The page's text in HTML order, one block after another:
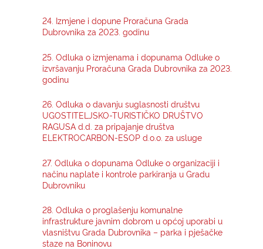
KONTAKTI
24. Izmjene i dopune Proračuna Grada
Dubrovnika za 2023. godinu
25. Odluka o izmjenama i dopunama Odluke o
izvršavanju Proračuna Grada Dubrovnika za 2023.
godinu
26. Odluka o davanju suglasnosti društvu
UGOSTITELJSKO-TURISTIČKO DRUŠTVO
RAGUSA d.d. za pripajanje društva
ELEKTROCARBON-ESOP d.o.o. za usluge
27. Odluka o dopunama Odluke o organizaciji i
načinu naplate i kontrole parkiranja u Gradu
Dubrovniku
28. Odluka o proglašenju komunalne
infrastrukture javnim dobrom u općoj uporabi u
vlasništvu Grada Dubrovnika – parka i pješačke
staze na Boninovu